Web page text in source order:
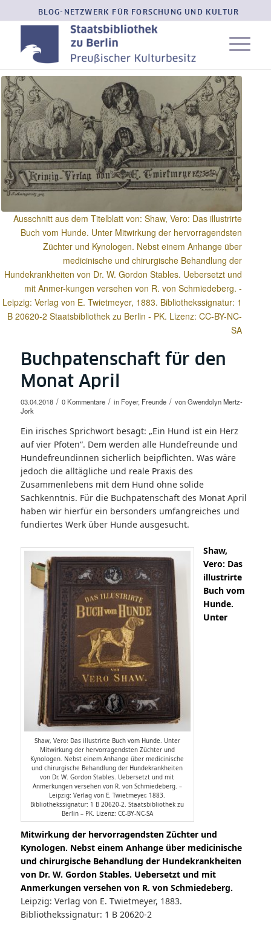
BLOG-NETZWERK FÜR FORSCHUNG UND KULTUR
Ausschnitt aus dem Titelblatt von: Shaw, Vero: Das illustrirte
Buch vom Hunde. Unter Mitwirkung der hervorragendsten
Züchter und Kynologen. Nebst einem Anhange über
medicinische und chirurgische Behandlung der
Hundekrankheiten von Dr. W. Gordon Stables. Uebersetzt und
mit Anmer-kungen versehen von R. von Schmiedeberg. -
Leipzig: Verlag von E. Twietmeyer, 1883. Bibliothekssignatur: 1
B 20620-2 Staatsbibliothek zu Berlin - PK. Lizenz: CC-BY-NC-
SA
Buchpatenschaft für den
Monat April
03.04.2018 / 0 Kommentare / in Foyer, Freunde / vonGwendolyn Mertz-
Jork
Ein irisches Sprichwort besagt: „Ein Hund ist ein Herz
auf vier Pfoten“. Dem werden alle Hundefreunde und
Hundefreundinnen sicherlich beipflichten. Was wäre
jedoch die alltägliche und reale Praxis des
Zusammenlebens mit dem Hund ohne solide
Sachkenntnis. Für die Buchpatenschaft des Monat April
haben wir hierfür ein bersonders umfangreiches und
fundiertes Werk über Hunde ausgesucht.
Shaw, Vero: Das illustrirte Buch vom Hunde. Unter
Mitwirkung der hervorragendsten Züchter und
Kynologen. Nebst einem Anhange über medicinische
und chirurgische Behandlung der Hundekrankheiten
von Dr. W. Gordon Stables. Uebersetzt und mit
Anmerkungen versehen von R. von Schmiedeberg. –
Leipzig: Verlag von E. Twietmeyer, 1883.
Bibliothekssignatur: 1 B 20620-2. Staatsbibliothek zu
Berlin – PK. Lizenz: CC-BY-NC-SA
Shaw,
Vero: Das
illustrirte
Buch vom
Hunde.
Unter
Mitwirkung der hervorragendsten Züchter und
Kynologen. Nebst einem Anhange über medicinische
und chirurgische Behandlung der Hundekrankheiten
von Dr. W. Gordon Stables. Uebersetzt und mit
Anmerkungen versehen von R. von Schmiedeberg.
Leipzig: Verlag von E. Twietmeyer, 1883.
Bibliothekssignatur: 1 B 20620-2